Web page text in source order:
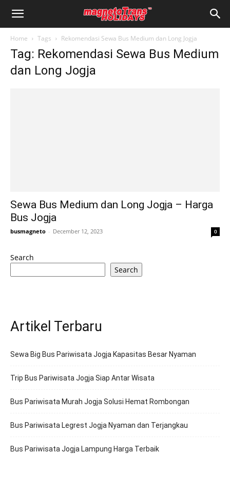
Home Tags Rekomendasi Sewa Bus Medium dan Long Jogja
Tag: Rekomendasi Sewa Bus Medium
dan Long Jogja
Sewa Bus Medium dan Long Jogja – Harga
Bus Jogja
busmagneto - December 12, 2023 0
Search
Search
Artikel Terbaru
Sewa Big Bus Pariwisata Jogja Kapasitas Besar Nyaman
Trip Bus Pariwisata Jogja Siap Antar Wisata
Bus Pariwisata Murah Jogja Solusi Hemat Rombongan
Bus Pariwisata Legrest Jogja Nyaman dan Terjangkau
Bus Pariwisata Jogja Lampung Harga Terbaik